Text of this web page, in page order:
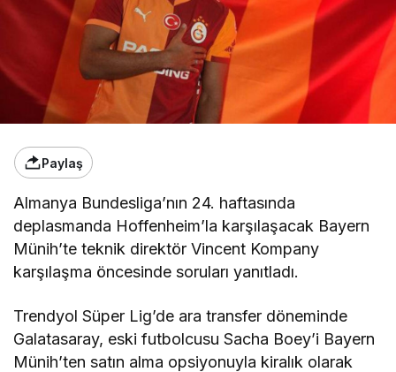
Paylaş
Almanya Bundesliga’nın 24. haftasında
deplasmanda Hoffenheim’la karşılaşacak Bayern
Münih’te teknik direktör Vincent Kompany
karşılaşma öncesinde soruları yanıtladı.
Trendyol Süper Lig’de ara transfer döneminde
Galatasaray, eski futbolcusu Sacha Boey’i Bayern
Münih’ten satın alma opsiyonuyla kiralık olarak